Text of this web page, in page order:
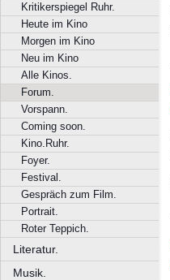
Kritikerspiegel Ruhr.
Heute im Kino
Morgen im Kino
Neu im Kino
Alle Kinos.
Forum.
Vorspann.
Coming soon.
Kino.Ruhr.
Foyer.
Festival.
Gespräch zum Film.
Portrait.
Roter Teppich.
Literatur.
Musik.